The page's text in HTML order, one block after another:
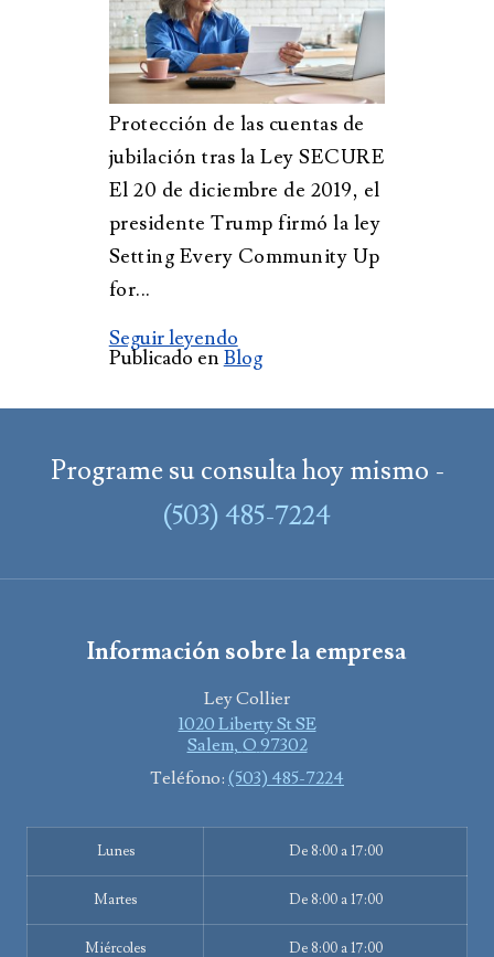
Protección de las cuentas de
jubilación tras la Ley SECURE
El 20 de diciembre de 2019, el
presidente Trump firmó la ley
Setting Every Community Up
for...
Seguir leyendo
Publicado en Blog
Programe su consulta hoy mismo -
(503) 485-7224
Información sobre la empresa
Ley Collier
1020 Liberty St SE
Salem, O 97302
Teléfono: (503) 485-7224
Lunes De 8:00 a 17:00
Martes De 8:00 a 17:00
Miércoles De 8:00 a 17:00